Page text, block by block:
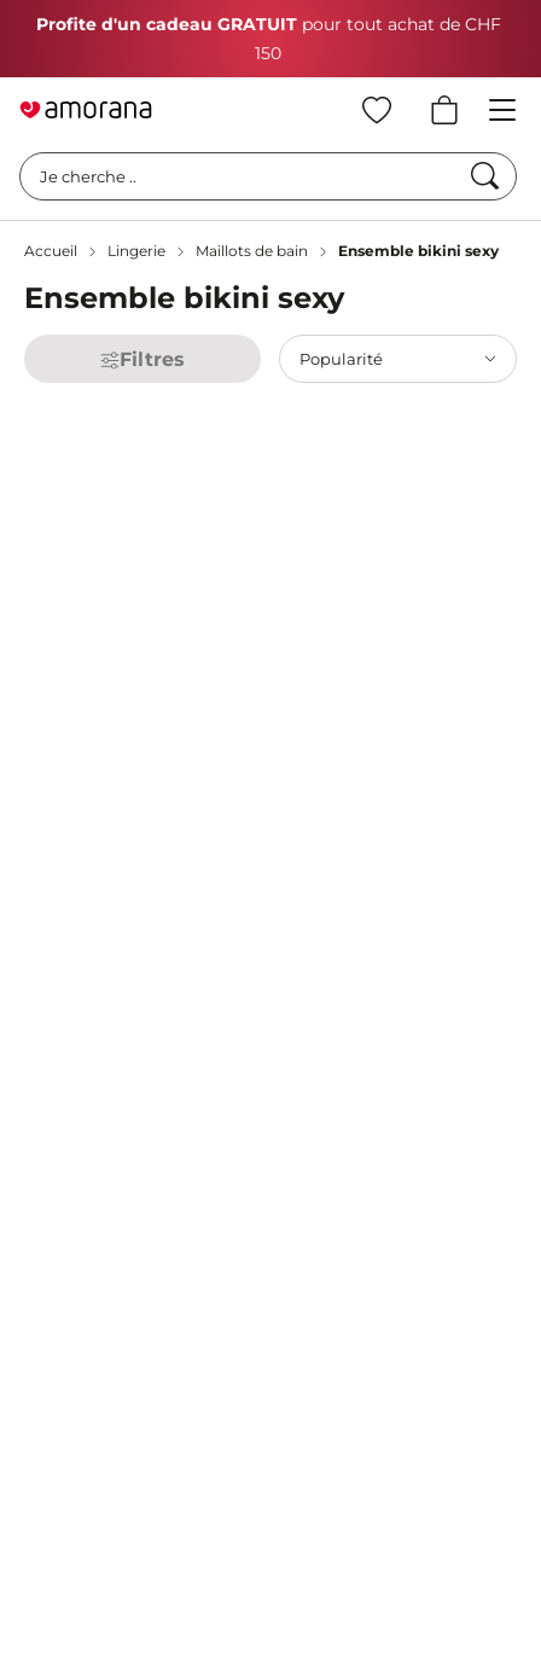
Profite d'un cadeau GRATUITpour tout achat de CHF
150
Je cherche ..
Accueil Lingerie Maillots de bain Ensemble bikini sexy
Ensemble bikini sexy
Filtres Popularité